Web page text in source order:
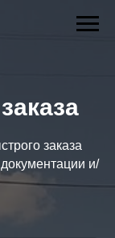
заказа
и/